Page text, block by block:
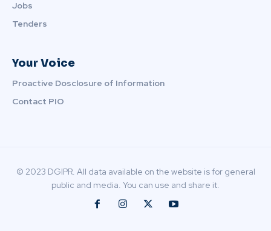
Jobs
Tenders
Your Voice
Proactive Dosclosure of Information
Contact PIO
© 2023 DGIPR. All data available on the website is for general
public and media. You can use and share it.